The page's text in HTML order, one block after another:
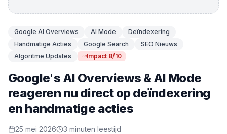
Google AI Overviews AI Mode
Deïndexering
Handmatige Acties
Google Search
SEO Nieuws
Algoritme Updates
Impact 8/10
Google's AI Overviews & AI Mode
reageren nu direct op deïndexering
en handmatige acties
25 mei 2026
3 minuten leestijd